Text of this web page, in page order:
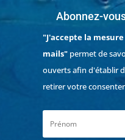
Abonnez-
"J'accepte la
mails"permet de
ouverts afin d'établir
retirer votre